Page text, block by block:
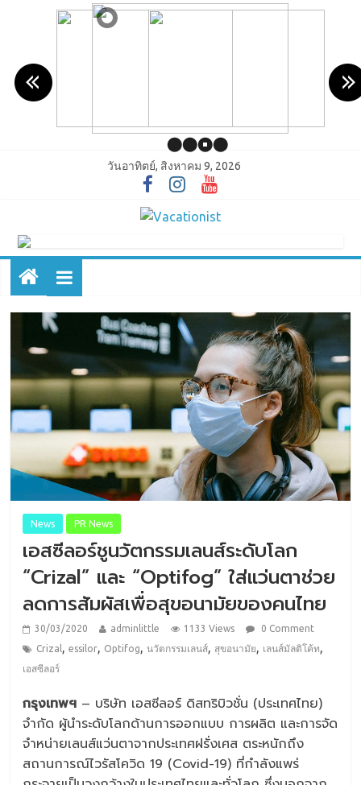
วันอาทิตย์, สิงหาคม 9, 2026
News PR News
เอสซีลอร์ชูนวัตกรรมเลนส์ระดับโลก
“Crizal” และ “Optifog” ใส่แว่นตาช่วย
ลดการสัมผัสเพื่อสุขอนามัยของคนไทย
30/03/2020 adminlittle 1133 Views
0 Comment
Crizal ,essilor, Optifog,นวัตกรรมเลนส์, สุขอนามัย, เลนส์มัลติโค้ท,
เอสซีลอร์
กรุงเทพฯ – บริษัท เอสซีลอร์ ดิสทริบิวชั่น (ประเทศไทย)
จำกัด ผู้นำระดับโลกด้านการออกแบบ การผลิต และการจัด
จำหน่ายเลนส์แว่นตาจากประเทศฝรั่งเศส ตระหนักถึง
สถานการณ์ไวรัสโควิด 19 (Covid-19) ที่กำลังแพร่